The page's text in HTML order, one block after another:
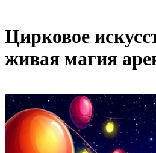
Цирковое
живая магия